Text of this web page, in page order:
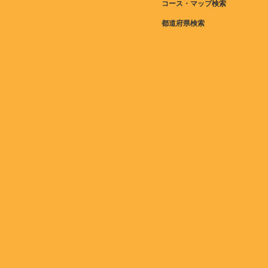
コース・マップ検索
都道府県検索